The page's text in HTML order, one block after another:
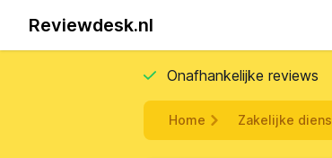
Reviewdesk.nl
Onafhankelijke reviews
Home Zakelijke